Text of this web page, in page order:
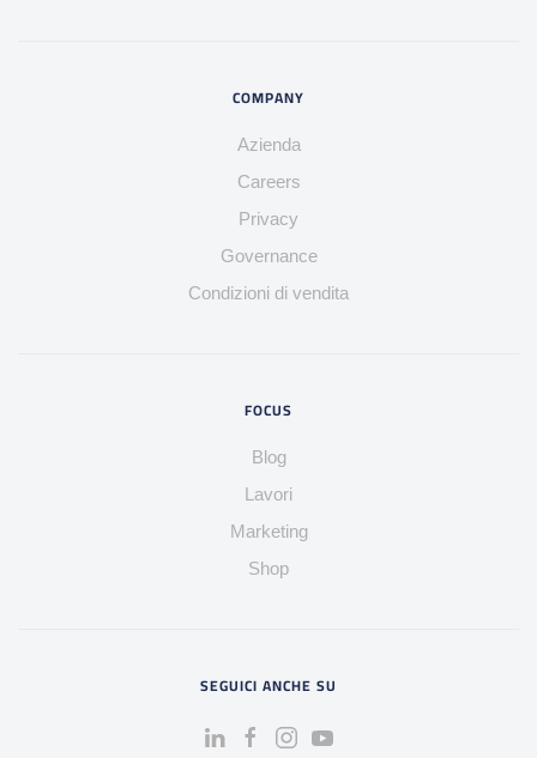
COMPANY
Azienda
Careers
Privacy
Governance
Condizioni di vendita
FOCUS
Blog
Lavori
Marketing
Shop
SEGUICI ANCHE SU